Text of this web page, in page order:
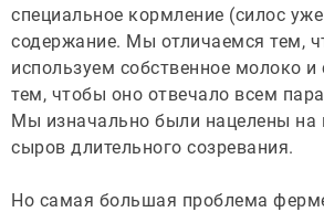
специальное кормление (силос
содержание. Мы отличаемся тем,
используем собственное молоко
тем, чтобы оно отвечало всем
Мы изначально были нацелены на
сыров длительного созревания.
Но самая большая проблема